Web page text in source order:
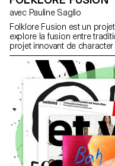
avec Pauline Saglio
Folklore Fusion est un
explore la fusion entre
projet innovant de character